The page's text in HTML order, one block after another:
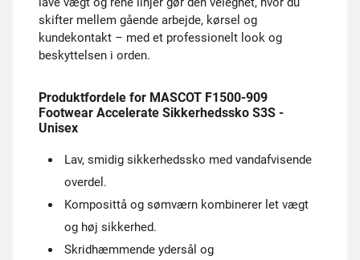
skifter mellem gående arbejde, kørsel og
kundekontakt – med et professionelt look og
beskyttelsen i orden.
Produktfordele for MASCOT F1500-909
Footwear Accelerate Sikkerhedssko S3S -
Unisex
Lav, smidig sikkerhedssko med vandafvisende
overdel.
Komposittå og sømværn kombinerer let vægt
og høj sikkerhed.
Skridhæmmende ydersål og